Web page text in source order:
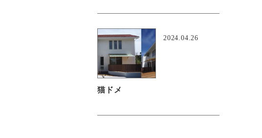
2024.04.26
猫ドメ